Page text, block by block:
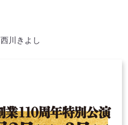
西川きよし